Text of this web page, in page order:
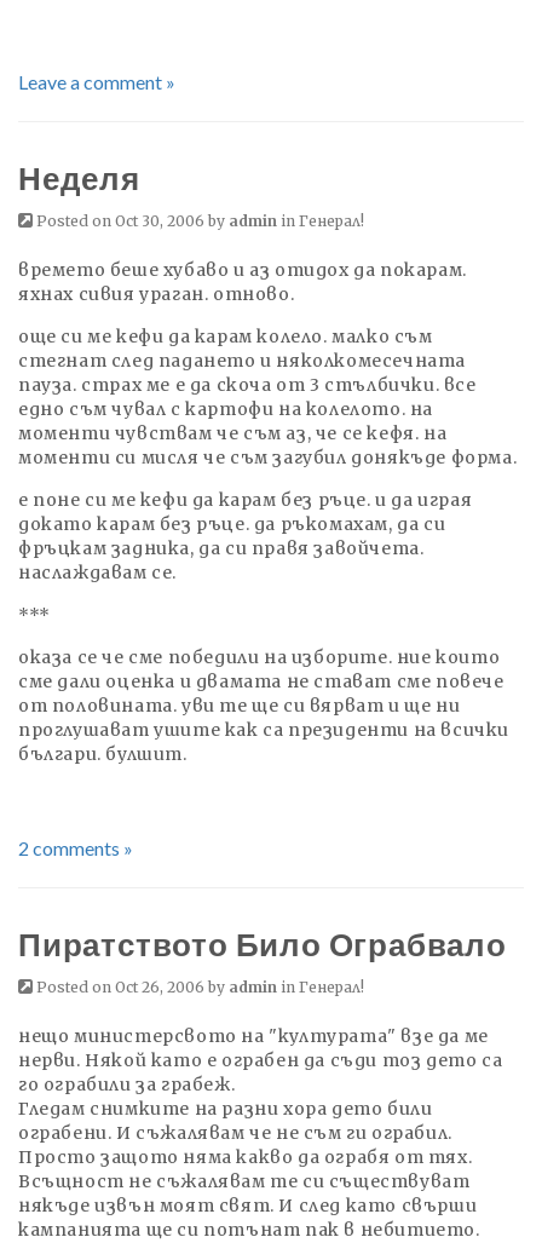
Leave a comment »
Неделя
Posted on Oct 30, 2006 by admin in Генерал!
времето беше хубаво и аз отидох да покарам.
яхнах сивия ураган. отново.
още си ме кефи да карам колело. малко съм
стегнат след падането и няколкомесечната
пауза. страх ме е да скоча от 3 стълбички. все
едно съм чувал с картофи на колелото. на
моменти чувствам че съм аз, че се кефя. на
моменти си мисля че съм загубил донякъде форма.
е поне си ме кефи да карам без ръце. и да играя
докато карам без ръце. да ръкомахам, да си
фръцкам задника, да си правя завойчета.
наслаждавам се.
***
оказа се че сме победили на изборите. ние които
сме дали оценка и двамата не стават сме повече
от половината. уви те ще си вярват и ще ни
проглушават ушите как са президенти на всички
българи. булшит.
2 comments »
Пиратството Било Ограбвало
Posted on Oct 26, 2006 by admin in Генерал!
нещо министерсвото на "културата" взе да ме
нерви. Някой като е ограбен да съди тоз дето са
го ограбили за грабеж.
Гледам снимките на разни хора дето били
ограбени. И съжалявам че не съм ги ограбил.
Просто защото няма какво да ограбя от тях.
Всъщност не съжалявам те си съществуват
някъде извън моят свят. И след като свърши
кампанията ще си потънат пак в небитието.